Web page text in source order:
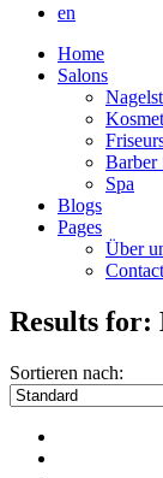
en
Home
Salons
Barber
Spa
Blogs
Pages
Über
Results for:
Sortieren nach: